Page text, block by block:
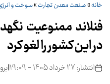
خانه» صنعت معدن تجارت»سوخت و
فنلاند ممنوعیت
در این کشور را لغو کرد
انتشار: 27 خرداد 1405 - 19:09 |